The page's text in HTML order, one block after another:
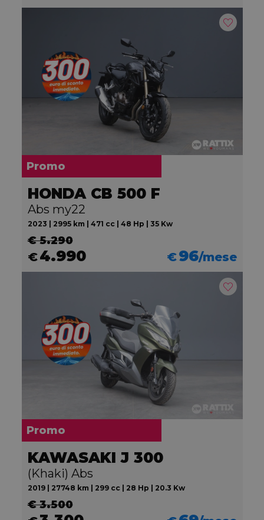
Promo
HONDA CB 500 F
Abs my22
2023 | 2995 km | 471 cc | 48 Hp | 35 Kw
€ 5.290
€4.990 €96/mese
Promo
KAWASAKI J 300
(Khaki) Abs
2019 | 27748 km | 299 cc | 28 Hp | 20.3 Kw
€ 3.500